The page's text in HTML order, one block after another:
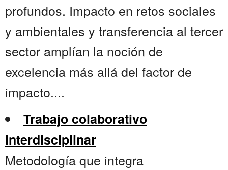
profundos. Impacto en retos sociales
y ambientales y transferencia al tercer
sector amplían la noción de
excelencia más allá del factor de
impacto....
Trabajo colaborativo
interdisciplinar
Metodología que integra